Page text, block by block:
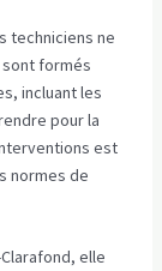
techniciens ne
sont formés
incluant les
pour la
est
normes de
elle